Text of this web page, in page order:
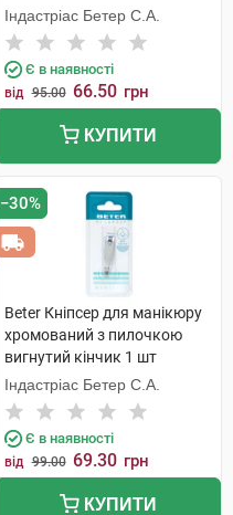
Індастріас Бетер С.А.
Є в наявності
від 95.00 66.50 грн
КУПИТИ
−30%
Beter Кніпсер для манікюру
хромований з пилочкою
вигнутий кінчик 1 шт
Індастріас Бетер С.А.
Є в наявності
від 99.00 69.30 грн
КУПИТИ